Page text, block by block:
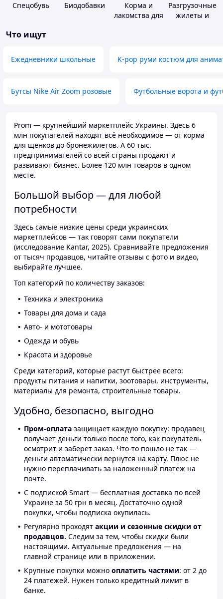
Спецобувь Биодобавки
Корма и
лакомства для
Разгрузочные
жилеты и
Что ищут
Ежедневники школьные K-pop руми костюм для
Бутсы Nike Air Zoom розовые Футбольные ворота и
Prom — крупнейший маркетплейс Украины. Здесь 6
млн покупателей находят всё необходимое — от корма
для щенков до бронежилетов. А 60 тыс.
предпринимателей со всей страны продают и
развивают бизнес. Более 120 млн товаров в одном
месте.
Большой выбор — для любой
потребности
Здесь самые низкие цены среди украинских
маркетплейсов — так говорят сами покупатели
(исследование Kantar, 2025). Сравнивайте предложения
от тысяч продавцов, читайте отзывы с фото и видео,
выбирайте лучшее.
Топ категорий по количеству заказов:
Техника и электроника
Товары для дома и сада
Авто- и мототовары
Одежда и обувь
Красота и здоровье
Среди категорий, которые растут быстрее всего:
продукты питания и напитки, зоотовары, инструменты,
материалы для ремонта, строительные товары.
Удобно, безопасно, выгодно
Пром-оплата защищает каждую покупку: продавец
получает деньги только после того, как покупатель
осмотрит и заберёт заказ. Что-то пошло не так —
деньги автоматически вернутся на карту. Плюс не
нужно переплачивать за наложенный платёж на
почте.
С подпиской Smart — бесплатная доставка по всей
Украине за 50 грн в месяц. Достаточно одной
покупки, чтобы подписка окупилась.
Регулярно проходят акции и сезонные скидки от
продавцов. Следим за тем, чтобы скидки были
настоящими. Актуальные предложения — на
главной странице или в приложении.
Крупные покупки можно оплатить частями: от 2 до
24 платежей. Нужен только кредитный лимит в
банке.